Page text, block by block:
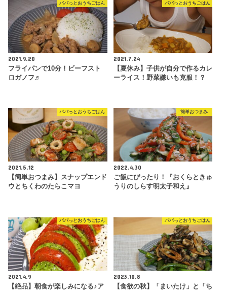
パパっとおうちごはん
2021.9.20
フライパンで10分！ビーフスト
ロガノフ♬
パパっとおうちごはん
2021.7.24
【夏休み】子供が自分で作るカレ
ーライス！野菜嫌いも克服！？
パパっとおうちごはん
2021.5.12
【簡単おつまみ】スナップエンド
ウとちくわのたらこマヨ
簡単おつまみ
2022.4.30
ご飯にぴったり！『おくらときゅ
うりのしらす明太子和え』
パパっとおうちごはん
2021.4.9
【絶品】朝食が楽しみになる♪ア
パパっとおうちごはん
2023.10.8
【食欲の秋】「まいたけ」と「ち